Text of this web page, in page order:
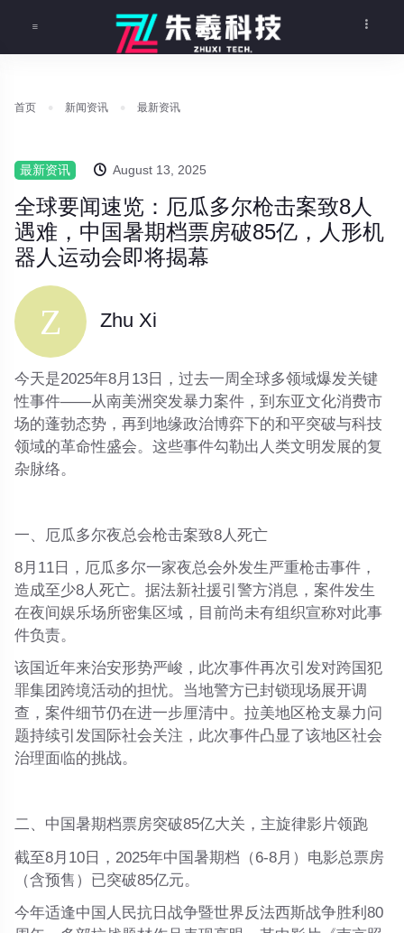
首页 新闻资讯 最新资讯
最新资讯 August 13, 2025
全球要闻速览：厄瓜多尔枪击案致8人
遇难，中国暑期档票房破85亿，人形机
器人运动会即将揭幕
Zhu Xi
今天是2025年8月13日，过去一周全球多领域爆发关键
性事件——从南美洲突发暴力案件，到东亚文化消费市
场的蓬勃态势，再到地缘政治博弈下的和平突破与科技
领域的革命性盛会。这些事件勾勒出人类文明发展的复
杂脉络。
一、厄瓜多尔夜总会枪击案致8人死亡
8月11日，厄瓜多尔一家夜总会外发生严重枪击事件，
造成至少8人死亡。据法新社援引警方消息，案件发生
在夜间娱乐场所密集区域，目前尚未有组织宣称对此事
件负责。
该国近年来治安形势严峻，此次事件再次引发对跨国犯
罪集团跨境活动的担忧。当地警方已封锁现场展开调
查， 案件细节仍在进一步厘清中。拉美地区枪支暴力问
题持续引发国际社会关注，此次事件凸显了该地区社会
治理面临的挑战。
二、中国暑期档票房突破85亿大关，主旋律影片领跑
截至8月10日，2025年中国暑期档（6-8月） 电影总票房
（含预售）已突破85亿元。
今年适逢中国人民抗日战争暨世界反法西斯战争胜利80